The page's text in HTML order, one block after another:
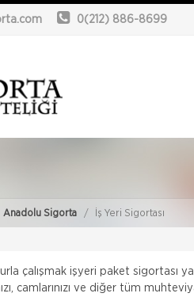
0(212) 886-8699
Anadolu Sigorta İş Yeri Sigortası
çalışmak işyeri paket sigortası
camlarınızı ve diğer tüm